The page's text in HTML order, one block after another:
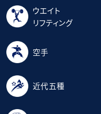
ウエイト
リフティング
空手
近代五種